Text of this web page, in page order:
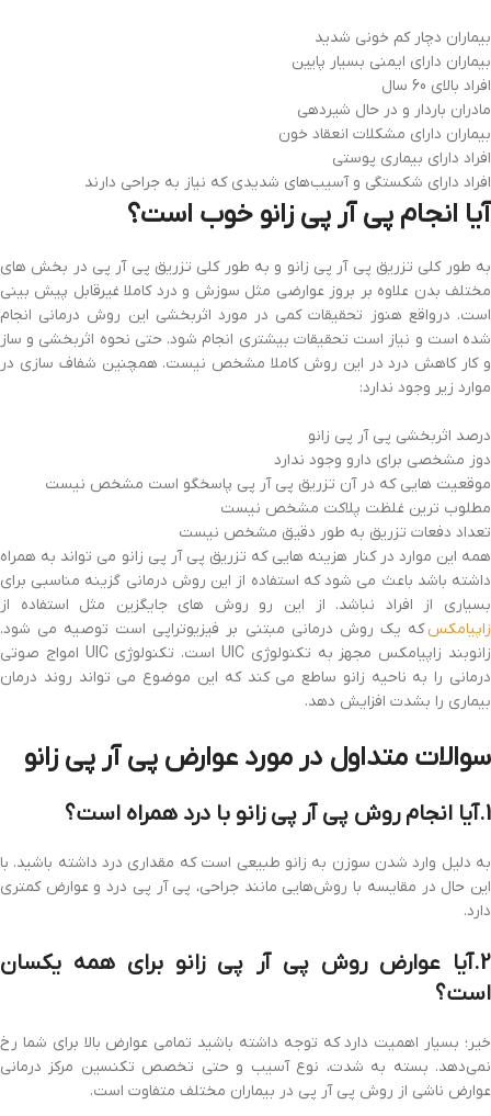
بیماران دچار کم خونی شدید
بیماران دارای ایمنی بسیار پایین
افراد بالای 60 سال
مادران باردار و در حال شیردهی
بیماران دارای مشکلات انعقاد خون
افراد دارای بیماری پوستی
افراد دارای شکستگی و آسیب‌های شدیدی که نیاز به جراحی دارند
آیا انجام پی آر پی زانو خوب است؟
به طور کلی تزریق پی آر پی زانو و به طور کلی تزریق پی آر پی در بخش های
مختلف بدن علاوه بر بروز عوارضی مثل سوزش و درد کاملا غیرقابل پیش بینی
است. درواقع هنوز تحقیقات کمی در مورد اثربخشی این روش درمانی انجام
شده است و نیاز است تحقیقات بیشتری انجام شود. حتی نحوه اثربخشی و ساز
و کار کاهش درد در این روش کاملا مشخص نیست. همچنین شفاف سازی در
موارد زیر وجود ندارد:
درصد اثربخشی پی آر پی زانو
دوز مشخصی برای دارو وجود ندارد
موقعیت هایی که در آن تزریق پی آر پی پاسخگو است مشخص نیست
مطلوب ترین غلظت پلاکت مشخص نیست
تعداد دفعات تزریق به طور دقیق مشخص نیست
همه این موارد در کنار هزینه هایی که تزریق پی آر پی زانو می تواند به همراه
داشته باشد باعث می شود که استفاده از این روش درمانی گزینه مناسبی برای
بسیاری از افراد نباشد. از این رو روش های جایگزین مثل استفاده از
زاپیامکسکه یک روش درمانی مبتنی بر فیزیوتراپی است توصیه می شود.
زانوبند زاپیامکس مجهز به تکنولوژی UIC است. تکنولوژی UIC امواج صوتی
درمانی را به ناحیه زانو ساطع می کند که این موضوع می تواند روند درمان
بیماری را بشدت افزایش دهد.
سوالات متداول در مورد عوارض پی آر پی زانو
1.آیا انجام روش پی آر پی زانو با درد همراه است؟
به دلیل وارد شدن سوزن به زانو طبیعی است که مقداری درد داشته باشید. با
این حال در مقایسه با روش‌هایی مانند جراحی، پی آر پی درد و عوارض کمتری
دارد.
2.آیا عوارض روش پی آر پی زانو برای همه یکسان
است؟
خیر؛ بسیار اهمیت دارد که توجه داشته باشید تمامی عوارض بالا برای شما رخ
نمی‌دهد. بسته به شدت، نوع آسیب و حتی تخصص تکنسین مرکز درمانی
عوارض ناشی از روش پی آر پی در بیماران مختلف متفاوت است.